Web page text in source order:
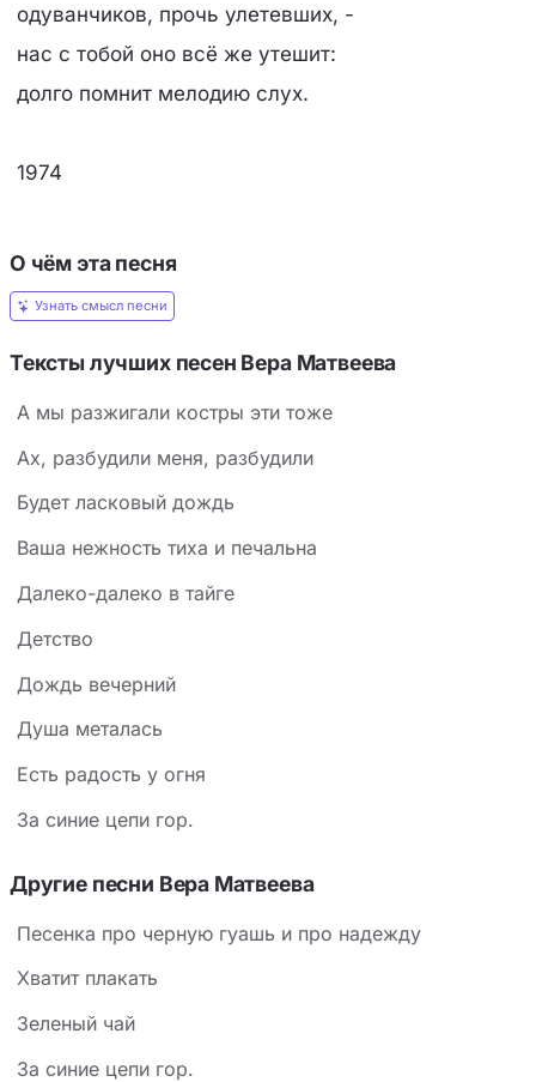
одуванчиков, прочь улетевших, -
нас с тобой оно всё же утешит:
долго помнит мелодию слух.
1974
О чём эта песня
Узнать смысл песни
Тексты лучших песен Вера Матвеева
А мы разжигали костры эти тоже
Ах, разбудили меня, разбудили
Будет ласковый дождь
Ваша нежность тиха и печальна
Далеко-далеко в тайге
Детство
Дождь вечерний
Душа металась
Есть радость у огня
За синие цепи гор.
Другие песни Вера Матвеева
Песенка про черную гуашь и про надежду
Хватит плакать
Зеленый чай
За синие цепи гор.